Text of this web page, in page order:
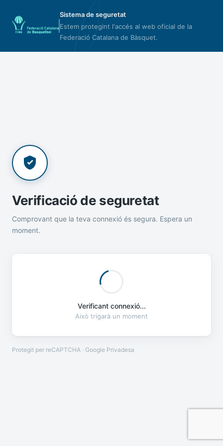
Sistema de seguretat
Estem protegint l'accés al web oficial de la
Federació Catalana de Bàsquet.
Verificació de seguretat
Comprovant que la teva connexió és segura. Espera un
moment.
Verificant connexió...
Això trigarà un moment
Protegit per reCAPTCHA · Google Privadesa